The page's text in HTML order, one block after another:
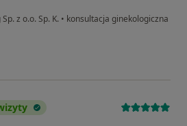
z o.o. Sp. K. • konsultacja ginekologiczna